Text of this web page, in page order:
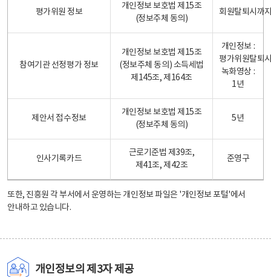
평가위원 정보
개인정보 보호법 제15조
(정보주체 동의)
회원탈퇴시까
참여기관 선정평가 정보
개인정보 보호법 제15조
(정보주체 동의) 소득세법
제145조, 제164조
개인정보 :
평가위원탈퇴
녹화영상 :
1년
제안서 접수정보
개인정보 보호법 제15조
(정보주체 동의)
5년
인사기록카드
근로기준법 제39조,
제41조, 제42조
준영구
또한, 진흥원 각 부서에서 운영하는 개인정보 파일은 '개인정보 포털'에서
안내하고 있습니다.
개인정보의 제3자 제공